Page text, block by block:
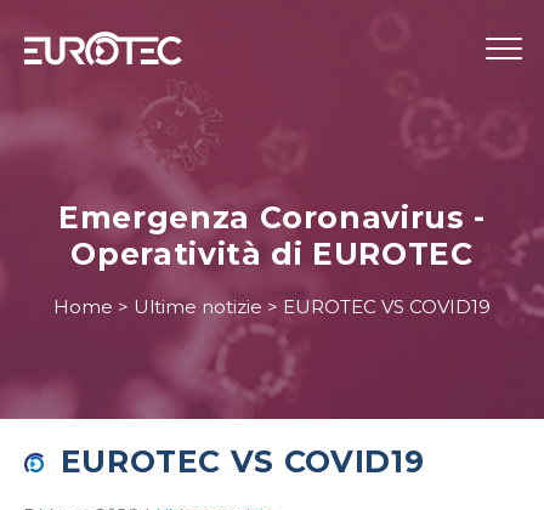
STRUMENTAZIONE
SERVIZI
LAVORA CON NOI
Emergenza Coronavirus -
Operatività di EUROTEC
Home > Ultime notizie > EUROTEC VS COVID19
EUROTEC VS COVID19